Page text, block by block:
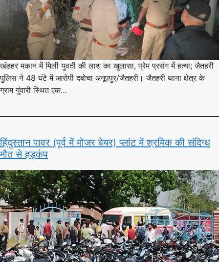
खंडहर मकान में मिली युवती की लाश का खुलासा, प्रेम प्रसंग में हत्या; जैतहरी
पुलिस ने 48 घंटे में आरोपी दबोचा अनूपपुर/जैतहरी। जैतहरी थाना क्षेत्र के
ग्राम गुंवारी स्थित एक…
हिंदुस्तान पावर (पूर्व में मोजर बेयर) प्लांट में श्रमिक की संदिग्ध
मौत से हड़कंप